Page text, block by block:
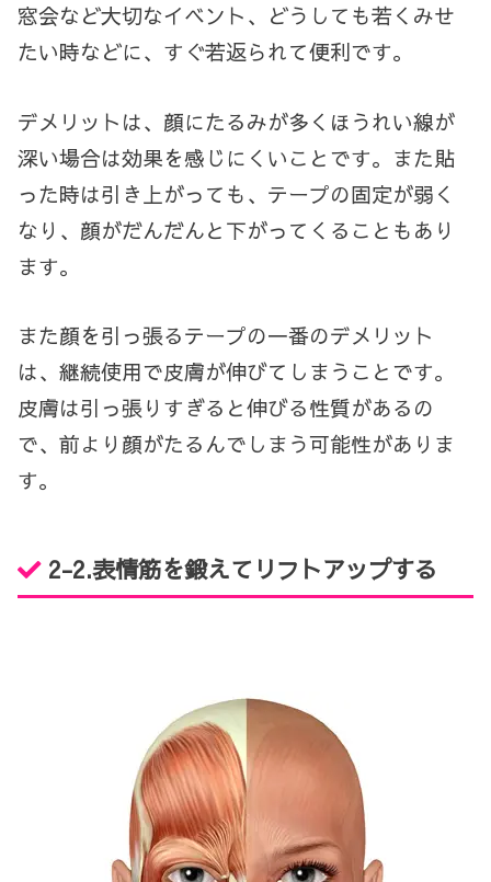
窓会など大切なイベント、どうしても若くみせ
たい時などに、すぐ若返られて便利です。
デメリットは、顔にたるみが多くほうれい線が
深い場合は効果を感じにくいことです。また貼
った時は引き上がっても、テープの固定が弱く
なり、顔がだんだんと下がってくることもあり
ます。
また顔を引っ張るテープの一番のデメリット
は、継続使用で皮膚が伸びてしまうことです。
皮膚は引っ張りすぎると伸びる性質があるの
で、前より顔がたるんでしまう可能性がありま
す。
2-2.表情筋を鍛えてリフトアップする